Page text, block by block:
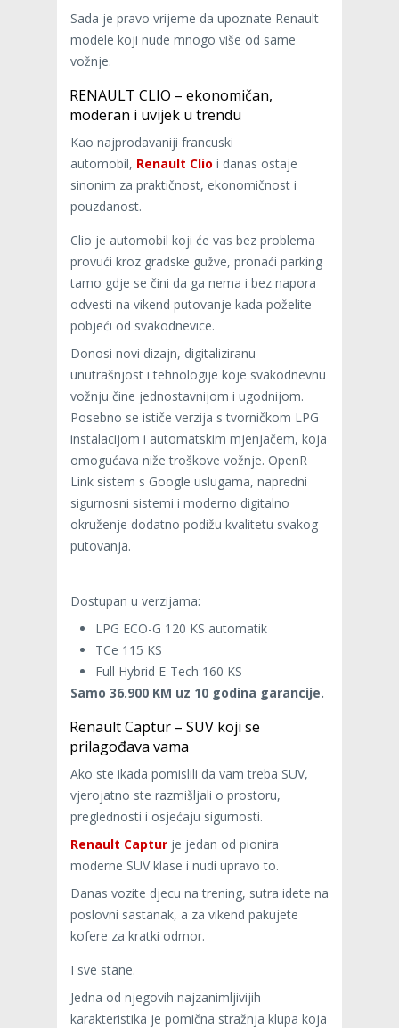
Sada je pravo vrijeme da upoznate Renault
modele koji nude mnogo više od same
vožnje.
RENAULT CLIO – ekonomičan,
moderan i uvijek u trendu
Kao najprodavaniji francuski
automobil, Renault Clio i danas ostaje
sinonim za praktičnost, ekonomičnost i
pouzdanost.
Clio je automobil koji će vas bez problema
provući kroz gradske gužve, pronaći parking
tamo gdje se čini da ga nema i bez napora
odvesti na vikend putovanje kada poželite
pobjeći od svakodnevice.
Donosi novi dizajn, digitaliziranu
unutrašnjost i tehnologije koje svakodnevnu
vožnju čine jednostavnijom i ugodnijom.
Posebno se ističe verzija s tvorničkom LPG
instalacijom i automatskim mjenjačem, koja
omogućava niže troškove vožnje. OpenR
Link sistem s Google uslugama, napredni
sigurnosni sistemi i moderno digitalno
okruženje dodatno podižu kvalitetu svakog
putovanja.
Dostupan u verzijama:
LPG ECO-G 120 KS automatik
TCe 115 KS
Full Hybrid E-Tech 160 KS
Samo 36.900 KM uz 10 godina garancije.
Renault Captur – SUV koji se
prilagođava vama
Ako ste ikada pomislili da vam treba SUV,
vjerojatno ste razmišljali o prostoru,
preglednosti i osjećaju sigurnosti.
Renault Captur je jedan od pionira
moderne SUV klase i nudi upravo to.
Danas vozite djecu na trening, sutra idete na
poslovni sastanak, a za vikend pakujete
kofere za kratki odmor.
I sve stane.
Jedna od njegovih najzanimljivijih
karakteristika je pomična stražnja klupa koja